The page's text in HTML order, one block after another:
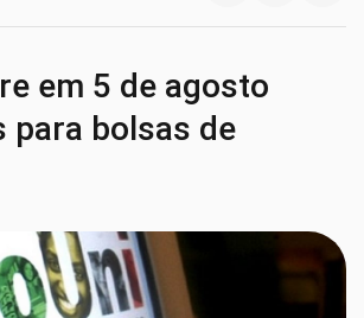
em 5 de agosto
para bolsas de